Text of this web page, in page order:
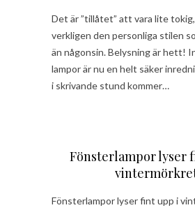
Det är ”tillåtet” att vara lite
verkligen den personliga stilen
än någonsin. Belysning är hett!
lampor är nu en helt säker
i skrivande stund kommer…
Fönsterlampor lyser
Fönsterlampor lyser fint upp i